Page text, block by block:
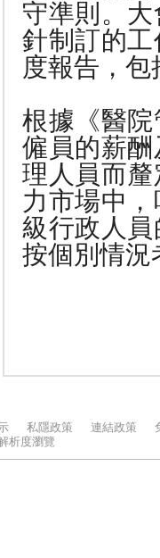
私隱政策 連結政策
析度瀏覽